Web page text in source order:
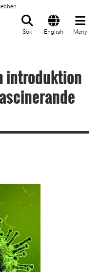
Sök English Meny
introduktion